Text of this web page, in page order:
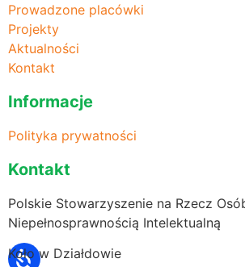
Prowadzone placówki
Projekty
Aktualności
Kontakt
Informacje
Polityka prywatności
Kontakt
Polskie Stowarzyszenie na Rzecz
Niepełnosprawnością Intelektualną
Koło w Działdowie